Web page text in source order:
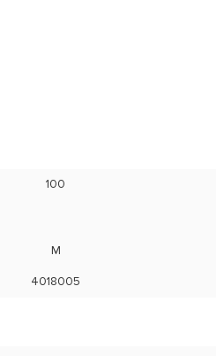
100
M
4018005